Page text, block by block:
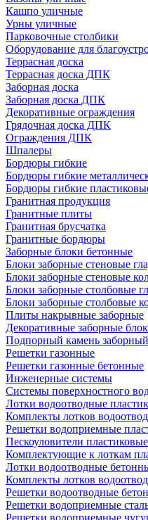
Кашпо уличные
Урны уличные
Парковочные столбики
Оборудование для
Террасная доска
Террасная доска ДПК
Заборная доска
Заборная доска ДПК
Декоративные ограждения
Грядочная доска ДПК
Ограждения ДПК
Шпалеры
Бордюры гибкие
Бордюры гибкие
Бордюры гибкие
Гранитная продукция
Гранитные плиты
Гранитная брусчатка
Гранитные бордюры
Заборные блоки бетонные
Блоки заборные стеновые
Блоки заборные стеновые
Блоки заборные столбовые
Блоки заборные столбовые
Плиты накрывные заборные
Декоративные заборные
Подпорный камень заборный
Решетки газонные
Решетки газонные бетонные
Инженерные системы
Системы поверхностного
Лотки водоотводные
Комплекты лотков
Решетки водоприемные
Пескоуловители пластиковые
Комплектующие к лоткам
Лотки водоотводные
Комплекты лотков
Решетки водоотводные
Решетки водоприемные
Решетки водоприемные